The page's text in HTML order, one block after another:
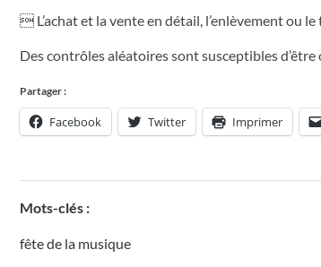
 L’achat et la vente en détail, l’enlèvement ou
Des contrôles aléatoires sont susceptibles
Partager :
Facebook Twitter Imprimer
Mots-clés :
fête de la musique